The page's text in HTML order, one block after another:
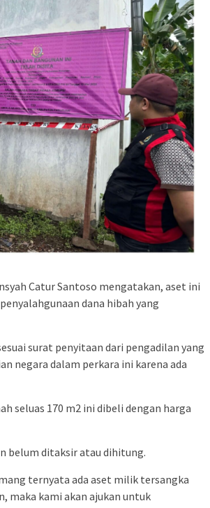
Catur Santoso mengatakan, aset ini
dana hibah yang
surat penyitaan dari pengadilan yang
negara dalam perkara ini karena ada
seluas 170 m2 ini dibeli dengan harga
belum ditaksir atau dihitung.
ternyata ada aset milik tersangka
maka kami akan ajukan untuk